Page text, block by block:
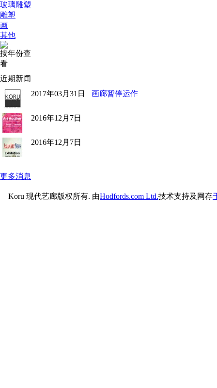
玻璃雕塑
雕塑
画
其他
按年份查
看
近期新闻
2017年03月31日
画廊暂停运作
2016年12月7日
2016年12月7日
更多消息
Koru 现代艺廊版权所有. 由Hodfords.com Ltd.技术支持及网存